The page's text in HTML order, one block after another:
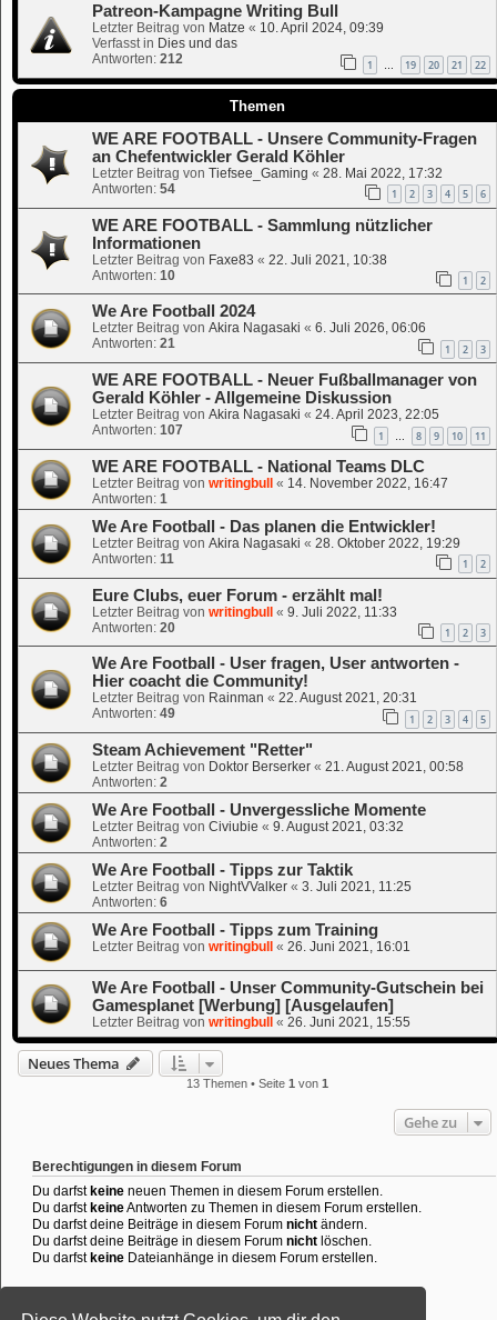
Patreon-Kampagne Writing Bull
Letzter Beitrag von Matze « 10. April 2024, 09:39
Verfasst in Dies und das
Antworten: 212 1 19 20 21 22
Themen
WE ARE FOOTBALL - Unsere Community-Fragen
an Chefentwickler Gerald Köhler
Letzter Beitrag von Tiefsee_Gaming « 28. Mai 2022, 17:32
Antworten: 54 1 2 3 4 5 6
WE ARE FOOTBALL - Sammlung nützlicher
Informationen
Letzter Beitrag von Faxe83 « 22. Juli 2021, 10:38
Antworten: 10 1 2
We Are Football 2024
Letzter Beitrag von Akira Nagasaki « 6. Juli 2026, 06:06
Antworten: 21 1 2 3
WE ARE FOOTBALL - Neuer Fußballmanager von
Gerald Köhler - Allgemeine Diskussion
Letzter Beitrag von Akira Nagasaki « 24. April 2023, 22:05
Antworten: 107 1 8 9 10 11
WE ARE FOOTBALL - National Teams DLC
Letzter Beitrag von writingbull « 14. November 2022, 16:47
Antworten: 1
We Are Football - Das planen die Entwickler!
Letzter Beitrag von Akira Nagasaki « 28. Oktober 2022, 19:29
Antworten: 11 1 2
Eure Clubs, euer Forum - erzählt mal!
Letzter Beitrag von writingbull « 9. Juli 2022, 11:33
Antworten: 20 1 2 3
We Are Football - User fragen, User antworten -
Hier coacht die Community!
Letzter Beitrag von Rainman « 22. August 2021, 20:31
Antworten: 49 1 2 3 4 5
Steam Achievement "Retter"
Letzter Beitrag von Doktor Berserker « 21. August 2021, 00:58
Antworten: 2
We Are Football - Unvergessliche Momente
Letzter Beitrag von Civiubie « 9. August 2021, 03:32
Antworten: 2
We Are Football - Tipps zur Taktik
Letzter Beitrag von NightVValker « 3. Juli 2021, 11:25
Antworten: 6
We Are Football - Tipps zum Training
Letzter Beitrag von writingbull « 26. Juni 2021, 16:01
We Are Football - Unser Community-Gutschein bei
Gamesplanet [Werbung] [Ausgelaufen]
Letzter Beitrag von writingbull « 26. Juni 2021, 15:55
Neues Thema
13 Themen • Seite1 von1
Gehe zu
Berechtigungen in diesem Forum
Du darfst keine neuen Themen in diesem Forum erstellen.
Du darfst keineAntworten zu Themen in diesem Forum erstellen.
Du darfst deine Beiträge in diesem Forum nicht ändern.
Du darfst deine Beiträge in diesem Forum nicht löschen.
Du darfst keine Dateianhänge in diesem Forum erstellen.